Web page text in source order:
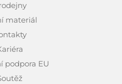
materiál
podpora EU